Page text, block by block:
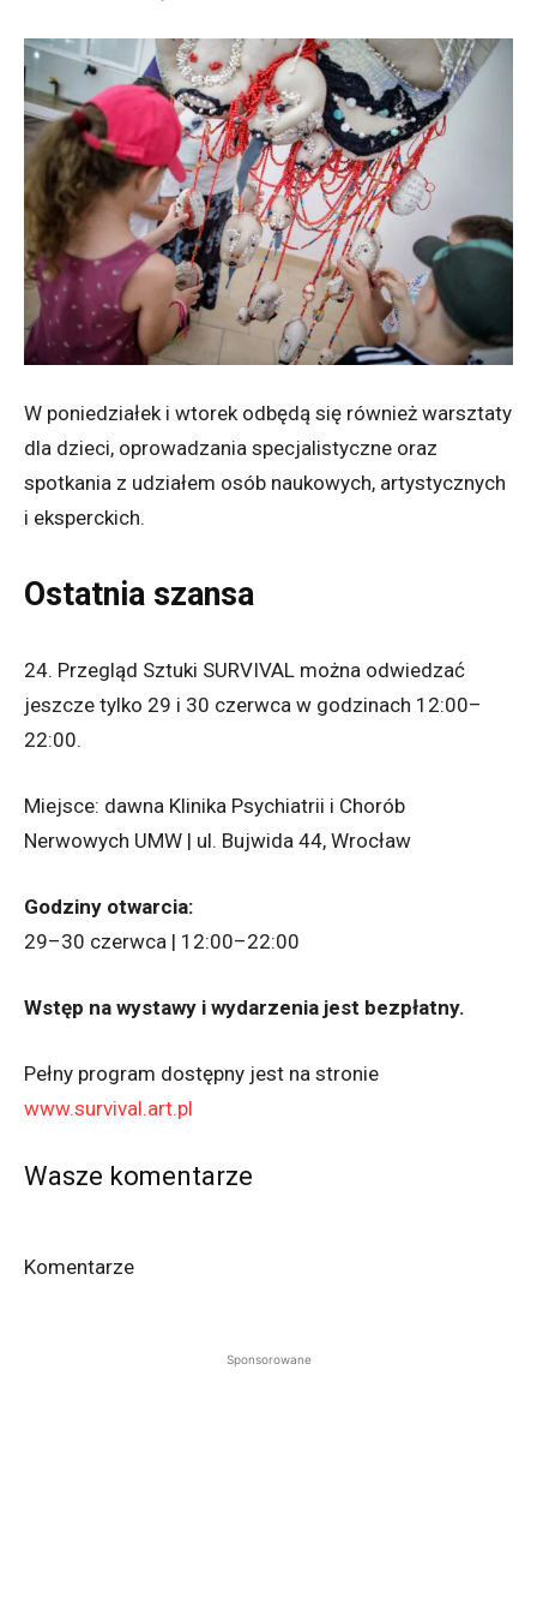
W poniedziałek i wtorek odbędą się również warsztaty
dla dzieci, oprowadzania specjalistyczne oraz
spotkania z udziałem osób naukowych, artystycznych
i eksperckich.
Ostatnia szansa
24. Przegląd Sztuki SURVIVAL można odwiedzać
jeszcze tylko 29 i 30 czerwca w godzinach 12:00–
22:00.
Miejsce: dawna Klinika Psychiatrii i Chorób
Nerwowych UMW | ul. Bujwida 44, Wrocław
Godziny otwarcia:
29–30 czerwca | 12:00–22:00
Wstęp na wystawy i wydarzenia jest bezpłatny.
Pełny program dostępny jest na stronie
www.survival.art.pl
Wasze komentarze
Komentarze
Sponsorowane